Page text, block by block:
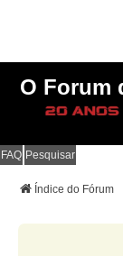
O Forum
FAQ Pesquisar
Índice do Fórum